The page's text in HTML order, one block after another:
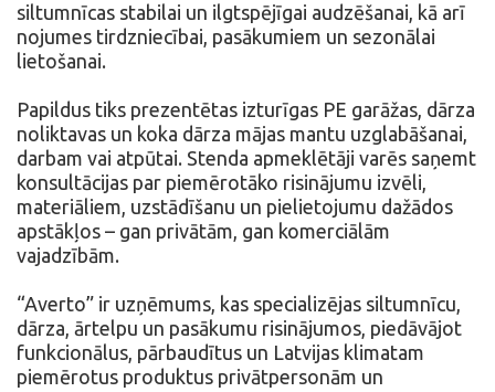
siltumnīcas stabilai un ilgtspējīgai audzēšanai, kā arī
nojumes tirdzniecībai, pasākumiem un sezonālai
lietošanai.
Papildus tiks prezentētas izturīgas PE garāžas, dārza
noliktavas un koka dārza mājas mantu uzglabāšanai,
darbam vai atpūtai. Stenda apmeklētāji varēs saņemt
konsultācijas par piemērotāko risinājumu izvēli,
materiāliem, uzstādīšanu un pielietojumu dažādos
apstākļos – gan privātām, gan komerciālām
vajadzībām.
“Averto” ir uzņēmums, kas specializējas siltumnīcu,
dārza, ārtelpu un pasākumu risinājumos, piedāvājot
funkcionālus, pārbaudītus un Latvijas klimatam
piemērotus produktus privātpersonām un